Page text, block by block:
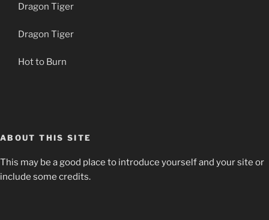
Dragon Tiger
Dragon Tiger
Hot to Burn
ABOUT THIS SITE
This may be a good place to introduce yourself and your site or
include some credits.